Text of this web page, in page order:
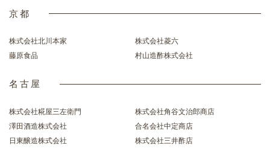
京都
株式会社北川本家
株式会社菱六
藤原食品
村山造酢株式会社
名古屋
株式会社糀屋三左衛門
株式会社角谷文治郎商店
澤田酒造株式会社
合名会社中定商店
日東醸造株式会社
株式会社三井酢店